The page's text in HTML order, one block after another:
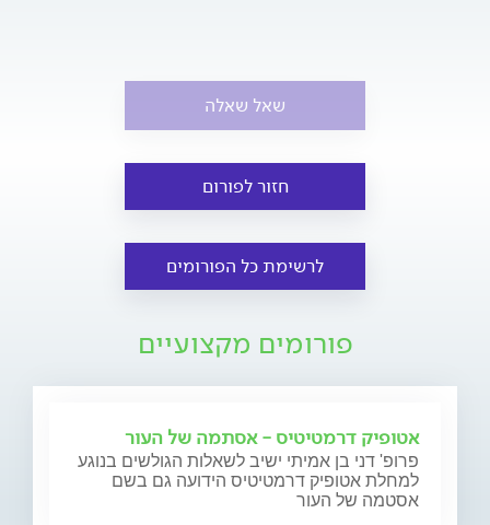
שאל שאלה
חזור לפורום
לרשימת כל הפורומים
פורומים מקצועיים
אטופיק דרמטיטיס - אסתמה של העור
פרופ' דני בן אמיתי ישיב לשאלות הגולשים בנוגע
למחלת אטופיק דרמטיטיס הידועה גם בשם
אסטמה של העור